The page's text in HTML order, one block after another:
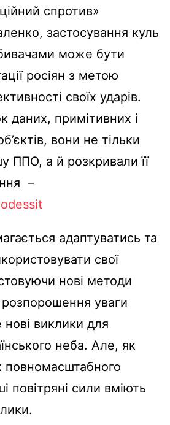
спротив»
застосування куль
може бути
росіян з метою
своїх ударів.
даних, примітивних і
вони не тільки
ППО, а й розкривали її
–
адаптуватись та
свої
нові методи
розпорошення уваги
виклики для
неба. Але, як
повномасштабного
повітряні сили вміють